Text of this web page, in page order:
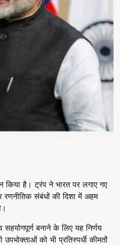
किया है। ट्रंप ने भारत पर लगाए गए
संबंधों की दिशा में अहम
बनाने के लिए यह निर्णय
को भी प्रतिस्पर्धी कीमतों